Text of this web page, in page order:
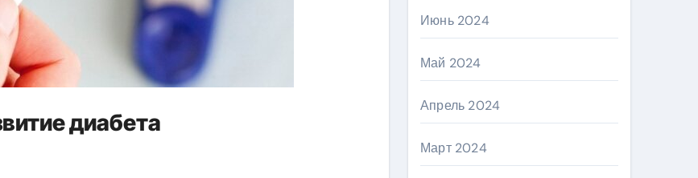
диабета
Июнь 2024
Май 2024
Апрель 2024
Март 2024